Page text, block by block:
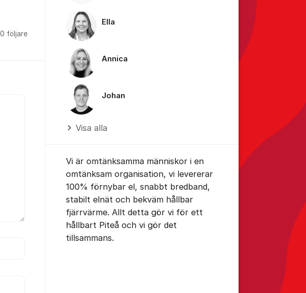
0 följare
Ella
Annica
Johan
Visa alla
Vi är omtänksamma människor i en
omtänksam organisation, vi levererar
100% förnybar el, snabbt bredband,
stabilt elnät och bekväm hållbar
fjärrvärme. Allt detta gör vi för ett
hållbart Piteå och vi gör det
tillsammans.